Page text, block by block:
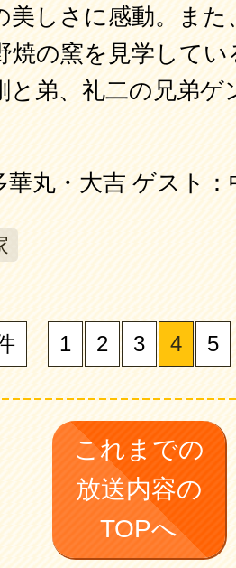
美しさに感動。また
焼の窯を見学して
と弟、礼二の兄弟ゲ
華丸・大吉 ゲスト
1 2 3 4 5
これまでの
放送内容の
TOPへ